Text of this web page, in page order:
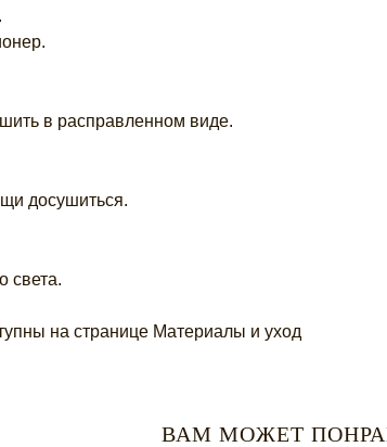
в расправленном виде.
досушиться.
света.
на странице Материалы и уход
ВАМ МОЖЕТ